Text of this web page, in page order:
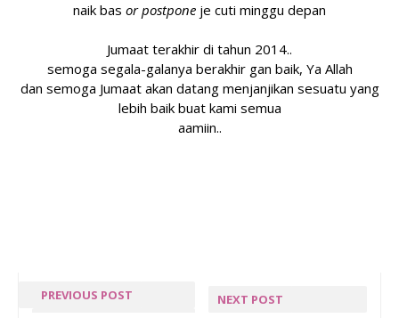
naik bas or postpone je cuti minggu depan
Jumaat terakhir di tahun 2014..
semoga segala-galanya berakhir gan baik, Ya Allah
dan semoga Jumaat akan datang menjanjikan sesuatu yang
lebih baik buat kami semua
aamiin..
PREVIOUS POST NEXT POST